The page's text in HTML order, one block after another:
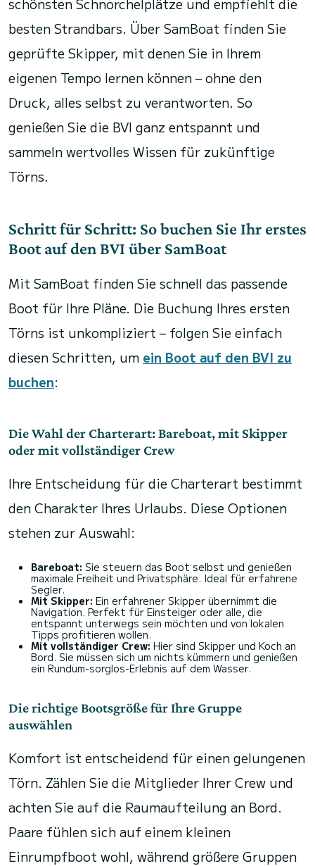
besten Strandbars. Über SamBoat finden Sie
geprüfte Skipper, mit denen Sie in Ihrem
eigenen Tempo lernen können – ohne den
Druck, alles selbst zu verantworten. So
genießen Sie die BVI ganz entspannt und
sammeln wertvolles Wissen für zukünftige
Törns.
Schritt für Schritt: So buchen Sie Ihr erstes
Boot auf den BVI über SamBoat
Mit SamBoat finden Sie schnell das passende
Boot für Ihre Pläne. Die Buchung Ihres ersten
Törns ist unkompliziert – folgen Sie einfach
diesen Schritten, um ein Boot auf den BVI zu
buchen:
Die Wahl der Charterart: Bareboat, mit Skipper
oder mit vollständiger Crew
Ihre Entscheidung für die Charterart bestimmt
den Charakter Ihres Urlaubs. Diese Optionen
stehen zur Auswahl:
Bareboat: Sie steuern das Boot selbst und genießen
maximale Freiheit und Privatsphäre. Ideal für erfahrene
Segler.
Mit Skipper: Ein erfahrener Skipper übernimmt die
Navigation. Perfekt für Einsteiger oder alle, die
entspannt unterwegs sein möchten und von lokalen
Tipps profitieren wollen.
Mit vollständiger Crew: Hier sind Skipper und Koch an
Bord. Sie müssen sich um nichts kümmern und genießen
ein Rundum-sorglos-Erlebnis auf dem Wasser.
Die richtige Bootsgröße für Ihre Gruppe
auswählen
Komfort ist entscheidend für einen gelungenen
Törn. Zählen Sie die Mitglieder Ihrer Crew und
achten Sie auf die Raumaufteilung an Bord.
Paare fühlen sich auf einem kleinen
Einrumpfboot wohl, während größere Gruppen